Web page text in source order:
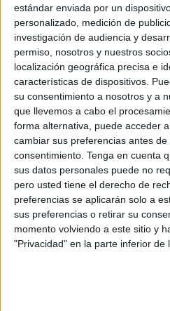
estándar enviada por un
personalizado, medición de
investigación de audiencia y
permiso, nosotros y nuestros
localización geográfica precisa e
características de dispositivos.
su consentimiento a nosotros y a
que llevemos a cabo el
forma alternativa, puede acceder
cambiar sus preferencias antes
consentimiento. Tenga en cuenta
sus datos personales puede no
pero usted tiene el derecho de
preferencias se aplicarán solo a
sus preferencias o retirar su
momento volviendo a este sitio y
"Privacidad" en la parte inferior de
d’assessorament al
sol. En aquest sentit,
web del Consell s’ha
trobaran tota la
relacionada amb
un model de reclamació
i utilitzar les persones
d’iniciar el procediment
ImprimirEnvia
a
un
amic
PDF